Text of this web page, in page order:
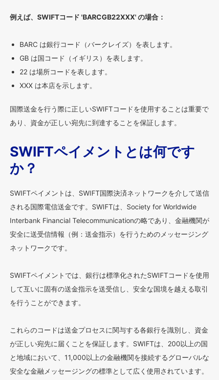
例えば、SWIFTコード 'BARCGB22XXX' の場合：
BARC は銀行コード（バークレイズ）を表します。
GB は国コード（イギリス）を表します。
22 は場所コードを表します。
XXX は本店を示します。
国際送金を行う際に正しいSWIFTコードを使用することは重要で
あり、資金が正しい宛先に到達することを保証します。
SWIFTペイメントとは何です
か？
SWIFTペイメントは、SWIFT国際決済ネットワークを介して送信
される国際電信送金です。SWIFTは、Society for Worldwide
Interbank Financial Telecommunicationの略であり、金融機関が
安全に送受信情報（例：送金指示）を行うためのメッセージング
ネットワークです。
SWIFTペイメントでは、銀行は標準化されたSWIFTコードを使用
して互いに固有の送金指示を送受信し、安全な国境を越える取引
を行うことができます。
これらのコードは送金プロセスに関与する各銀行を識別し、資金
が正しい宛先に届くことを保証します。SWIFTは、200以上の国
と地域において、11,000以上の金融機関を接続するグローバルな
安全な金融メッセージングの標準として広く使用されています。